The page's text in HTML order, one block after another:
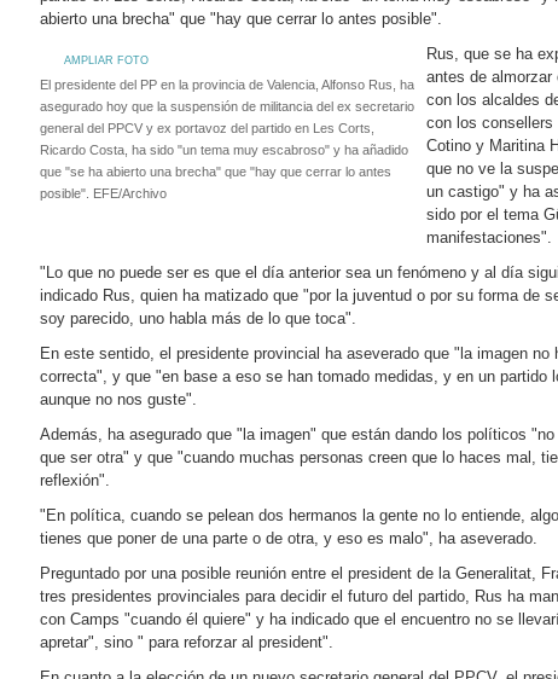
abierto una brecha" que "hay que cerrar lo antes posible".
AMPLIAR FOTO
El presidente del PP en la provincia de Valencia, Alfonso Rus, ha
asegurado hoy que la suspensión de militancia del ex secretario
general del PPCV y ex portavoz del partido en Les Corts,
Ricardo Costa, ha sido "un tema muy escabroso" y ha añadido
que "se ha abierto una brecha" que "hay que cerrar lo antes
posible". EFE/Archivo
Rus, que se ha
antes de almorzar
con los alcaldes
con los
Cotino y Maritina
que no ve la
un castigo" y ha
sido por el tema
manifestaciones".
"Lo que no puede ser es que el día anterior sea un fenómeno y al día
indicado Rus, quien ha matizado que "por la juventud o por su forma de
soy parecido, uno habla más de lo que toca".
En este sentido, el presidente provincial ha aseverado que "la imagen no
correcta", y que "en base a eso se han tomado medidas, y en un partido
aunque no nos guste".
Además, ha asegurado que "la imagen" que están dando los políticos
que ser otra" y que "cuando muchas personas creen que lo haces mal,
reflexión".
"En política, cuando se pelean dos hermanos la gente no lo entiende,
tienes que poner de una parte o de otra, y eso es malo", ha aseverado.
Preguntado por una posible reunión entre el president de la Generalitat,
tres presidentes provinciales para decidir el futuro del partido, Rus ha
con Camps "cuando él quiere" y ha indicado que el encuentro no se
apretar", sino " para reforzar al president".